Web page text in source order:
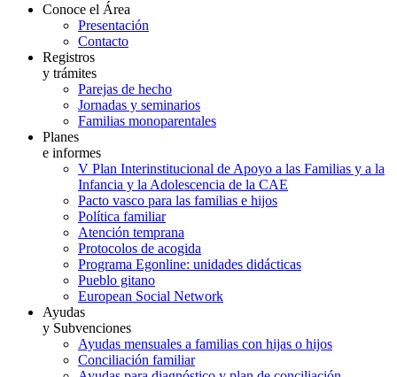
Conoce el Área
Presentación
Contacto
Registros
y trámites
Parejas de hecho
Jornadas y seminarios
Familias monoparentales
Planes
e informes
V Plan Interinstitucional de Apoyo a las Familias y a la
Infancia y la Adolescencia de la CAE
Pacto vasco para las familias e hijos
Política familiar
Atención temprana
Protocolos de acogida
Programa Egonline: unidades didácticas
Pueblo gitano
European Social Network
Ayudas
y Subvenciones
Ayudas mensuales a familias con hijas o hijos
Conciliación familiar